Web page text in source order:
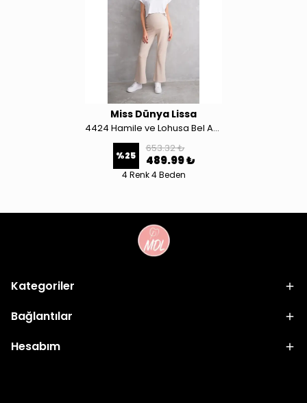
Miss Dünya Lissa
4424 Hamile ve Lohusa Bel Ayarlanabilir Modal Kumaş Eşofman Altı
%25
653.32 ₺
489.99 ₺
4 Renk 4 Beden
Kategoriler
Bağlantılar
Hesabım